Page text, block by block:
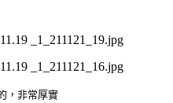
，非常厚實